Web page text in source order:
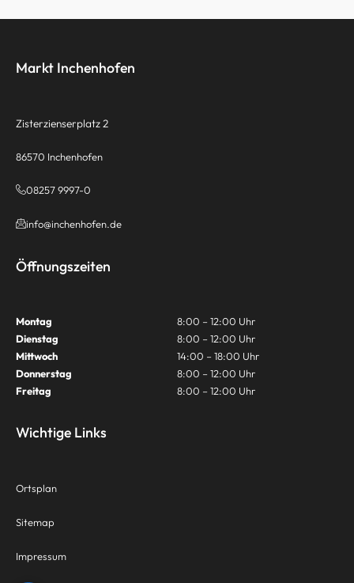
Markt Inchenhofen
Zisterzienserplatz 2
86570 Inchenhofen
08257 9997-0
info@inchenhofen.de
Öffnungszeiten
Montag
8:00 – 12:00 Uhr
Dienstag
8:00 – 12:00 Uhr
Mittwoch
14:00 – 18:00 Uhr
Donnerstag
8:00 – 12:00 Uhr
Freitag
8:00 – 12:00 Uhr
Wichtige Links
Ortsplan
Sitemap
Impressum